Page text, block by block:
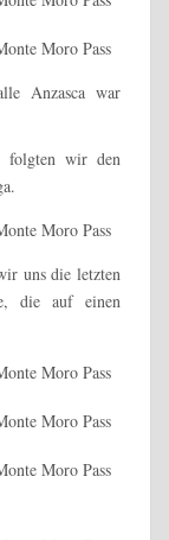
Anzasca war
folgten wir den
uns die letzten
die auf einen